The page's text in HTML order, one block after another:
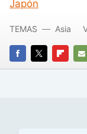
Japón
FACEBOOK
TWITTER
E-
TEMAS Asia